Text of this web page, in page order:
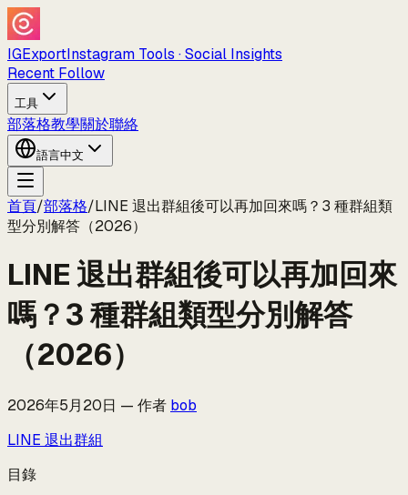
IGExportInstagram Tools · Social Insights
Recent Follow
工具
部落格教學關於聯絡
語言中文
首頁/部落格/LINE 退出群組後可以再加回來嗎？3 種群組類
型分別解答（2026）
LINE 退出群組後可以再加回來
嗎？3 種群組類型分別解答
（2026）
2026年5月20日 — 作者 bob
LINE 退出群組
目錄